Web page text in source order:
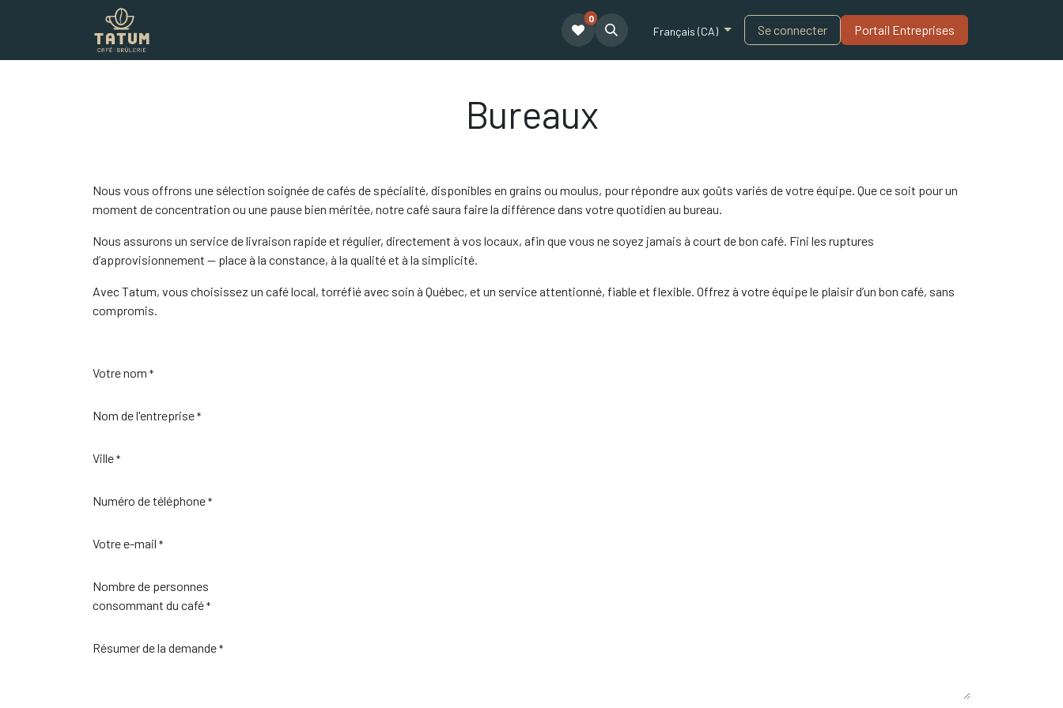
Notre équipe Partenariat Blogue
0
Français (CA) Se connecter Portail Entreprises​
Bureaux
Nous vous offrons une sélection soignée de cafés de spécialité, disponibles en grains ou moulus, pour répondre aux goûts variés de votre équipe. Que ce soit pour un
moment de concentration ou une pause bien méritée, notre café saura faire la différence dans votre quotidien au bureau.
Nous assurons un service de livraison rapide et régulier, directement à vos locaux, afin que vous ne soyez jamais à court de bon café. Fini les ruptures
d’approvisionnement — place à la constance, à la qualité et à la simplicité.
Avec Tatum, vous choisissez un café local, torréfié avec soin à Québec, et un service attentionné, fiable et flexible. Offrez à votre équipe le plaisir d’un bon café, sans
compromis.
Votre nom *
Nom de l'entreprise*
Ville*
Numéro de téléphone*
Votre e-mail *
Nombre de personnes
consommant du café*
Résumer de la demande*